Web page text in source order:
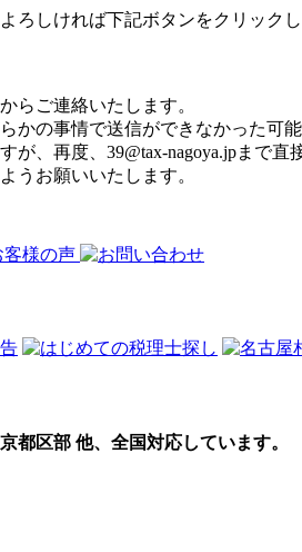
ろしければ下記ボタンをクリックし
らご連絡いたします。
かの事情で送信ができなかった可能
が、再度、 39@tax-nagoya.jpまで直
うお願いいたします。
都区部 他、全国対応しています。